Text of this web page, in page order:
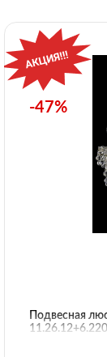
-47%
Подвесная